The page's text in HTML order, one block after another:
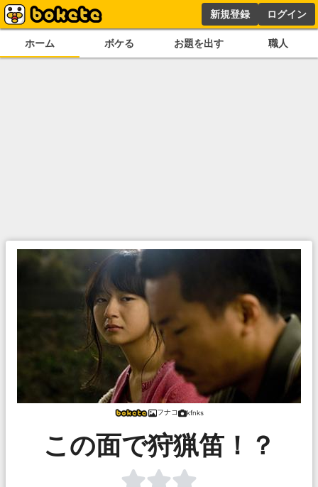
新規登録 ログイン
ホーム ボケる お題を出す 職人
フナコ kfnks
この面で狩猟笛！？